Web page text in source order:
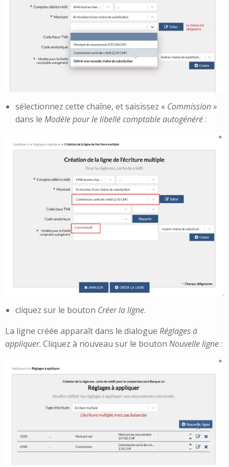
sélectionnez cette chaîne, et saisissez « Commission»
dans le Modèle pour le libellé comptable autogénéré:
cliquez sur le bouton Créer la ligne.
La ligne créée apparaît dans le dialogue Réglages à
appliquer. Cliquez à nouveau sur le bouton Nouvelle ligne: